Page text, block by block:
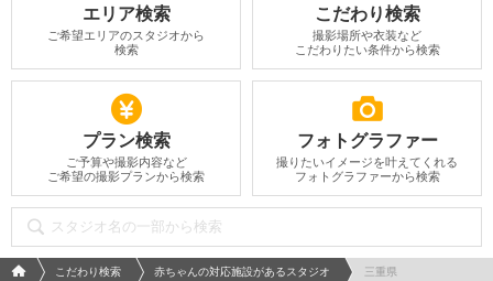
エリア検索
ご希望エリアのスタジオから
検索
こだわり検索
撮影場所や衣装など
こだわりたい条件から検索
プラン検索
ご予算や撮影内容など
ご希望の撮影プランから検索
フォトグラファー
撮りたいイメージを叶えてくれる
フォトグラファーから検索
フォトウエディング/結婚写真のPhotorait ホーム
こだわり検索 赤ちゃんの対応施設があるスタジオ 三重県